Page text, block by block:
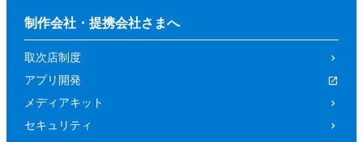
制作会社・提携会社さまへ
取次店制度
アプリ開発
メディアキット
セキュリティ